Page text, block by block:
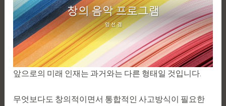
앞으로의 미래 인재는 과거와는 다른 형태일 것입니다.
무엇보다도 창의적이면서 통합적인 사고방식이 필요한